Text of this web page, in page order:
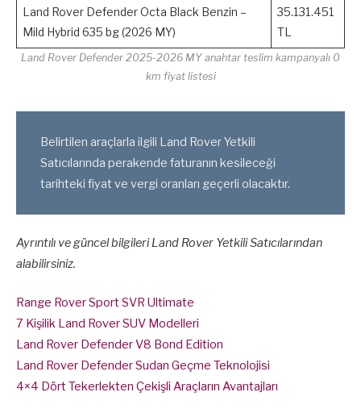
Land Rover Defender Octa Black Benzin –
Mild Hybrid 635 bg (2026 MY)
35.131.451
TL
Land Rover Defender 2025-2026 MY anahtar teslim kampanyalı 0
km fiyat listesi
Belirtilen araçlarla ilgili Land Rover Yetkili
Satıcılarında perakende faturanın kesileceği
tarihteki fiyat ve vergi oranları geçerli olacaktır.
Ayrıntılı ve güncel bilgileri Land Rover Yetkili Satıcılarından
alabilirsiniz.
Range Rover Sport SVR Ultimate
7 Kişilik Land Rover SUV Modelleri
Land Rover Defender V8 Bond Edition
Land Rover Defender Sudan Geçme Teknolojisi
4×4 Dört Tekerlekten Çekişli Araçların Avantajları